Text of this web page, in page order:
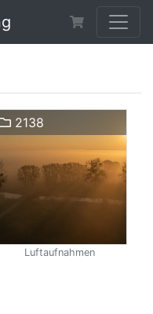
2138
Luftaufnahmen